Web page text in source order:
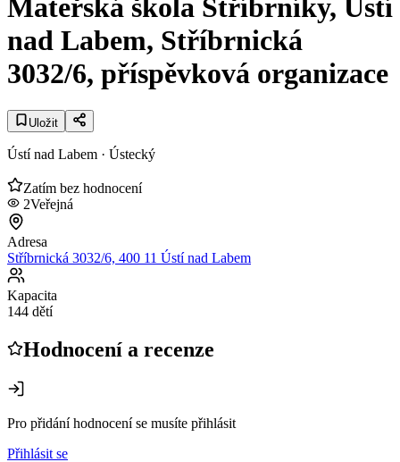
Mateřská škola Stříbrníky, Ústí
nad Labem, Stříbrnická
3032/6, příspěvková organizace
Uložit
Ústí nad Labem · Ústecký
Zatím bez hodnocení
2Veřejná
Adresa
Stříbrnická 3032/6, 400 11 Ústí nad Labem
Kapacita
144 dětí
Hodnocení a recenze
Pro přidání hodnocení se musíte přihlásit
Přihlásit se